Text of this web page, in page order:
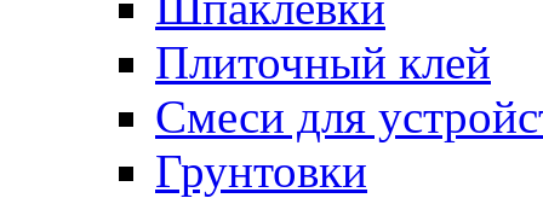
Плиточный клей
Смеси для
Грунтовки